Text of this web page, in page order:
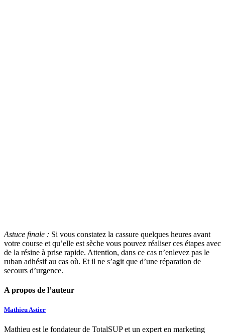
Astuce finale : Si vous constatez la cassure quelques heures avant
votre course et qu’elle est sèche vous pouvez réaliser ces étapes avec
de la résine à prise rapide. Attention, dans ce cas n’enlevez pas le
ruban adhésif au cas où. Et il ne s’agit que d’une réparation de
secours d’urgence.
A propos de l’auteur
Mathieu Astier
Mathieu est le fondateur de TotalSUP et un expert en marketing